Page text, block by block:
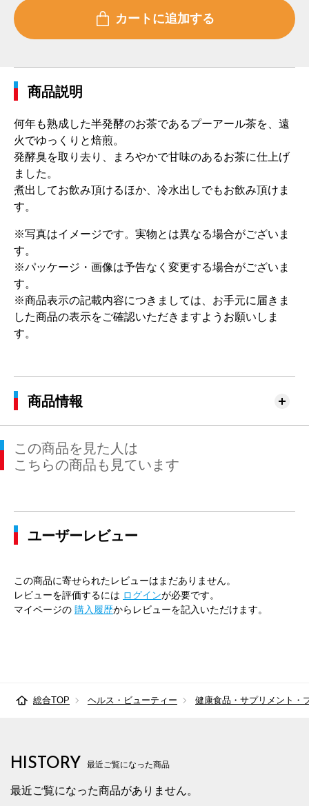
商品説明
何年も熟成した半発酵のお茶であるプーアール茶を、遠
火でゆっくりと焙煎。
発酵臭を取り去り、まろやかで甘味のあるお茶に仕上げ
ました。
煮出してお飲み頂けるほか、冷水出しでもお飲み頂けま
す。
※写真はイメージです。実物とは異なる場合がございま
す。
※パッケージ・画像は予告なく変更する場合がございま
す。
※商品表示の記載内容につきましては、お手元に届きま
した商品の表示をご確認いただきますようお願いしま
す。
商品情報
この商品を見た人は
こちらの商品も見ています
ユーザーレビュー
この商品に寄せられたレビューはまだありません。
レビューを評価するには ログインが必要です。
マイページの 購入履歴からレビューを記入いただけます。
総合TOP ヘルス・ビューティー 健康食品・サプリメント・
HISTORY 最近ご覧になった商品
最近ご覧になった商品がありません。